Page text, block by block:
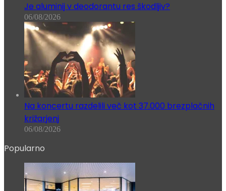
Je aluminij v deodorantu res škodljiv?
06/08/2026
Na koncertu razdelili več kot 37.000 brezplačnih
križarjenj
06/08/2026
Popularno